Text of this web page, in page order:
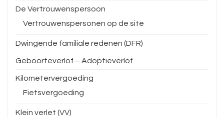
De Vertrouwenspersoon
Vertrouwenspersonen op de site
Dwingende familiale redenen (DFR)
Geboorteverlof – Adoptieverlof
Kilometervergoeding
Fietsvergoeding
Klein verlet (VV)